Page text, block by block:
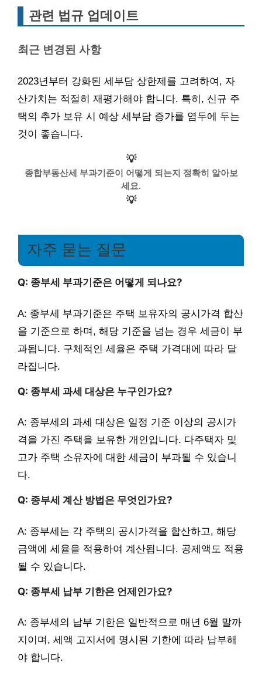
관련 법규 업데이트
최근 변경된 사항
2023년부터 강화된 세부담 상한제를 고려하여, 자
산가치는 적절히 재평가해야 합니다. 특히, 신규 주
택의 추가 보유 시 예상 세부담 증가를 염두에 두는
것이 좋습니다.
💡
종합부동산세 부과기준이 어떻게 되는지 정확히 알아보
세요.
💡
자주 묻는 질문
Q: 종부세 부과기준은 어떻게 되나요?
A: 종부세 부과기준은 주택 보유자의 공시가격 합산
을 기준으로 하며, 해당 기준을 넘는 경우 세금이 부
과됩니다. 구체적인 세율은 주택 가격대에 따라 달
라집니다.
Q: 종부세 과세 대상은 누구인가요?
A: 종부세의 과세 대상은 일정 기준 이상의 공시가
격을 가진 주택을 보유한 개인입니다. 다주택자 및
고가 주택 소유자에 대한 세금이 부과될 수 있습니
다.
Q: 종부세 계산 방법은 무엇인가요?
A: 종부세는 각 주택의 공시가격을 합산하고, 해당
금액에 세율을 적용하여 계산됩니다. 공제액도 적용
될 수 있습니다.
Q: 종부세 납부 기한은 언제인가요?
A: 종부세의 납부 기한은 일반적으로 매년 6월 말까
지이며, 세액 고지서에 명시된 기한에 따라 납부해
야 합니다.